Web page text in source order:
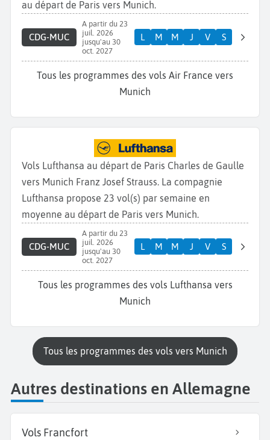
au départ de Paris vers Munich.
CDG-MUC
A partir du 23
juil. 2026
jusqu'au 30
oct. 2027
L M M J V S
Tous les programmes des vols Air France vers
Munich
Vols Lufthansa au départ de Paris Charles de Gaulle
vers Munich Franz Josef Strauss. La compagnie
Lufthansa propose 23 vol(s) par semaine en
moyenne au départ de Paris vers Munich.
CDG-MUC
A partir du 23
juil. 2026
jusqu'au 30
oct. 2027
L M M J V S
Tous les programmes des vols Lufthansa vers
Munich
Tous les programmes des vols vers Munich
Autres destinations en Allemagne
Vols Francfort